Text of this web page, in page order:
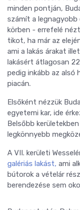
minden pontján,
számít a
körben - errefelé
tikot, ha már az
ami a lakás árakat
lakásért átlagosan
pedig inkább az alsó
piacán.
Elsőként nézzük
egyetemi kar, ide
Belsőbb
legkönnyebb
A VII. kerületi
galériás lakást, ami
bútorok a vételár
berendezése sem